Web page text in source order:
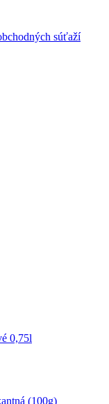
súťaží
0,75l
(100g)